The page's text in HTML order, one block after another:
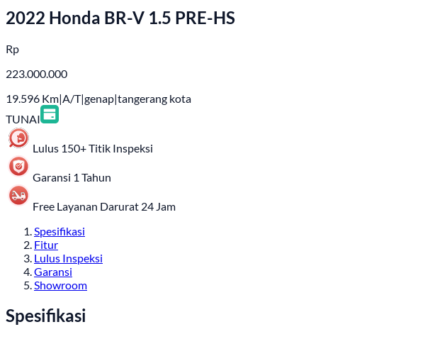
2022 Honda BR-V 1.5 PRE-HS
Rp
223.000.000
19.596 Km|A/T|genap|tangerang kota
TUNAI
Lulus 150+ Titik Inspeksi
Garansi 1 Tahun
Free Layanan Darurat 24 Jam
Spesifikasi
Fitur
Lulus Inspeksi
Garansi
Showroom
Spesifikasi